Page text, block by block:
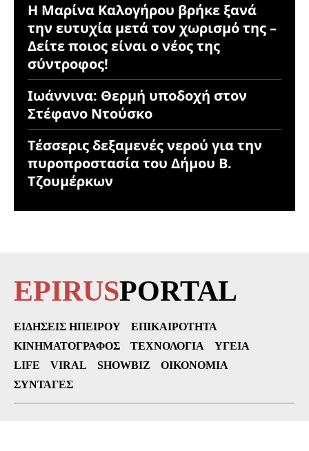
Η Μαρίνα Καλογήρου βρήκε ξανά
την ευτυχία μετά τον χωρισμό της –
Δείτε ποιος είναι ο νέος της
σύντροφος!
Ιωάννινα: Θερμή υποδοχή στον
Στέφανο Ντούσκο
Τέσσερις δεξαμενές νερού για την
πυροπροστασία του Δήμου Β.
Τζουμέρκων
EPIRUSPORTAL
ΕΙΔΉΣΕΙΣ ΗΠΕΊΡΟΥ
ΕΠΙΚΑΙΡΌΤΗΤΑ
ΚΙΝΗΜΑΤΟΓΡΆΦΟΣ
ΤΕΧΝΟΛΟΓΊΑ
ΥΓΕΊΑ
LIFE
VIRAL SHOWBIZ
ΟΙΚΟΝΟΜΊΑ
ΣΥΝΤΑΓΈΣ